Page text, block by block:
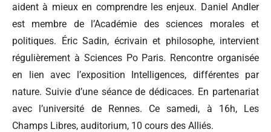
aident à mieux en comprendre les enjeux. Daniel Andler
est membre de l’Académie des sciences morales et
politiques. Éric Sadin, écrivain et philosophe, intervient
régulièrement à Sciences Po Paris. Rencontre organisée
en lien avec l’exposition Intelligences, différentes par
nature. Suivie d’une séance de dédicaces. En partenariat
avec l’université de Rennes. Ce samedi, à 16h, Les
Champs Libres, auditorium, 10 cours des Alliés.